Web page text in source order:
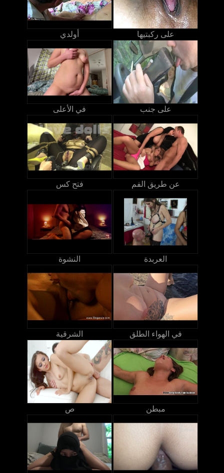
أولدي على ركبتيها
في الأعلى على جنب
فتح كس عن طريق الفم
النشوة العربدة
الشرقية في الهواء الطلق
ص مبطن